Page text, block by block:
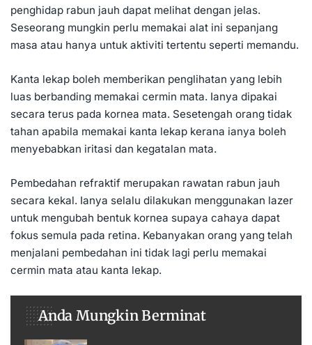
penghidap rabun jauh dapat melihat dengan jelas.
Seseorang mungkin perlu memakai alat ini sepanjang
masa atau hanya untuk aktiviti tertentu seperti memandu.
Kanta lekap boleh memberikan penglihatan yang lebih
luas berbanding memakai cermin mata. Ianya dipakai
secara terus pada kornea mata. Sesetengah orang tidak
tahan apabila memakai kanta lekap kerana ianya boleh
menyebabkan iritasi dan kegatalan mata.
Pembedahan refraktif merupakan rawatan rabun jauh
secara kekal. Ianya selalu dilakukan menggunakan lazer
untuk mengubah bentuk kornea supaya cahaya dapat
fokus semula pada retina. Kebanyakan orang yang telah
menjalani pembedahan ini tidak lagi perlu memakai
cermin mata atau kanta lekap.
Anda Mungkin Berminat